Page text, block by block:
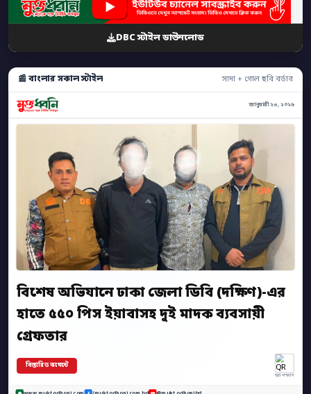
DBC স্টাইল ডাউনলোড
📰 বাংলার সকাল স্টাইল সাদা + গোল ছবি বর্ডার
জানুয়ারী ২৩, ২০২৬
বিশেষ অভিযানে ঢাকা জেলা ডিবি (দক্ষিণ)-এর
হাতে ৫৫০ পিস ইয়াবাসহ দুই মাদক ব্যবসায়ী
গ্রেফতার
বিস্তারিত কমেন্টে
অ্যাপ স্ক্যান